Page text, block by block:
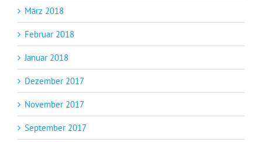
März 2018
Februar 2018
Januar 2018
Dezember 2017
November 2017
September 2017